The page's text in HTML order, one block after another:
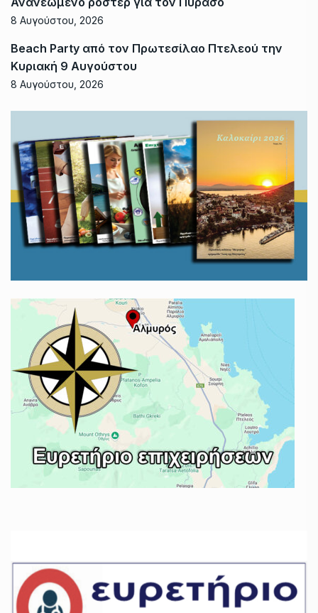
8 Αυγούστου, 2026
Beach Party από τον Πρωτεσίλαο Πτελεού την
Κυριακή 9 Αυγούστου
8 Αυγούστου, 2026